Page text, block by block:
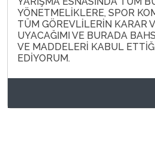
YÖNETMELİKLERE, SPOR
TÜM GÖREVLİLERİN KARAR
UYACAĞIMI VE BURADA
VE MADDELERİ KABUL
EDİYORUM.